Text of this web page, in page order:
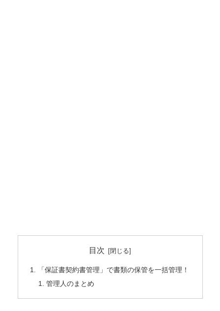
目次
「保証書契約書管理」で書類の保管を一括管理！
管理人のまとめ